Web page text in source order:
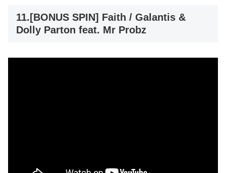
11.[BONUS SPIN] Faith / Galantis &
Dolly Parton feat. Mr Probz